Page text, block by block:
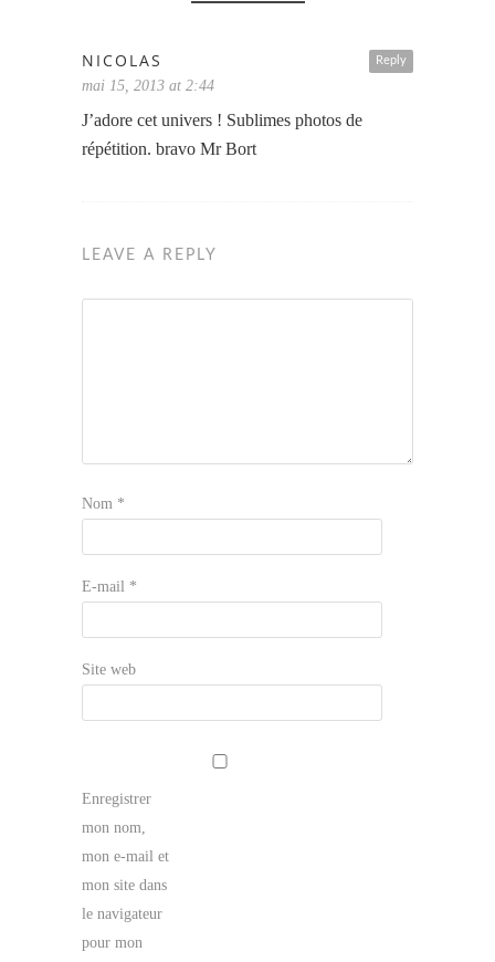
Reply
NICOLAS
mai 15, 2013 at 2:44
J’adore cet univers ! Sublimes photos de
répétition. bravo Mr Bort
LEAVE A REPLY
Nom *
E-mail *
Site web
Enregistrer
mon nom,
mon e-mail et
mon site dans
le navigateur
pour mon